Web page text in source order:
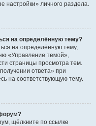
настройки» личного раздела.
на определённую тему?
на определённую тему,
«Управление темой»,
страницы просмотра тем.
ответа» при
на соответствующую тему.
щёлкните по ссылке